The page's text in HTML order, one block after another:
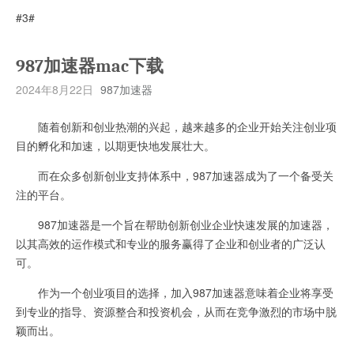
#3#
987加速器mac下载
2024年8月22日 987加速器
随着创新和创业热潮的兴起，越来越多的企业开始关注创业项
目的孵化和加速，以期更快地发展壮大。
而在众多创新创业支持体系中，987加速器成为了一个备受关
注的平台。
987加速器是一个旨在帮助创新创业企业快速发展的加速器，
以其高效的运作模式和专业的服务赢得了企业和创业者的广泛认
可。
作为一个创业项目的选择，加入987加速器意味着企业将享受
到专业的指导、资源整合和投资机会，从而在竞争激烈的市场中脱
颖而出。